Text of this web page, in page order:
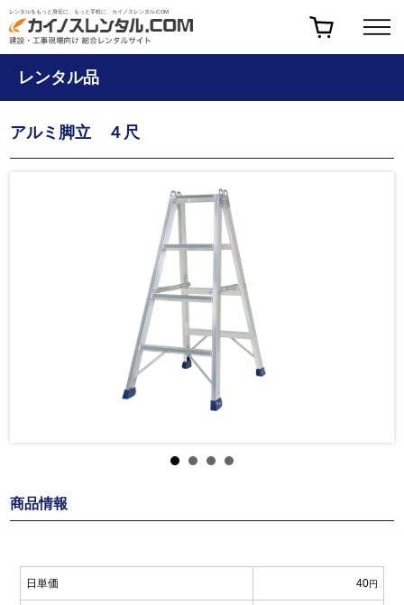
レンタルをもっと身近に、もっと手軽に、カイノスレンタル.COM
レンタル品
アルミ脚立 ４尺
商品情報
日単価 40円